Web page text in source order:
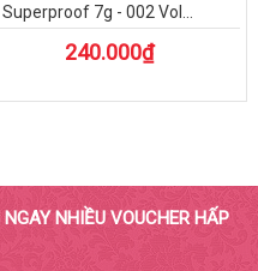
Superproof 7g - 002 Vol...
240.000₫
NHIỀU VOUCHER HẤP